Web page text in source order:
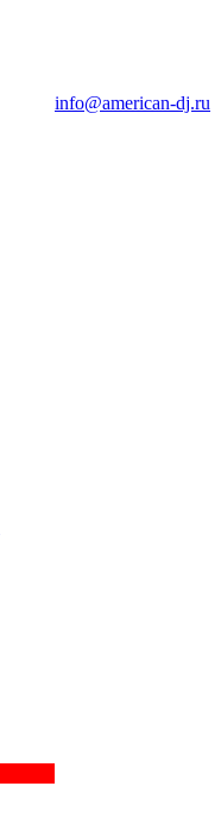
info@american-dj.ru